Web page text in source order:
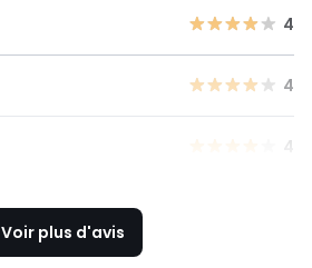
4
4
4
Voir plus d'avis